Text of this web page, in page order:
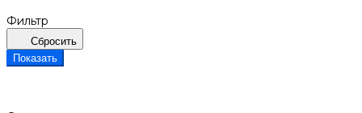
Фильтр
Сбросить
Показать